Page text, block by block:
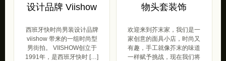
设计品牌 Viishow
西班牙快时尚男装设计品牌
viishow 带来的一组时尚型
男街拍。 VIISHOW创立于
1991年，是西班牙快时 […]
物头套装饰
欢迎来到芥末家，我们是一
家创意的面具小店，时尚又
有趣，手工就像芥末的味道
一样赋予挑战，现在我们将